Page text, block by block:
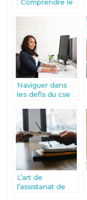
: Comprendre le
d’indemnisation
corporel
Naviguer dans
les defis du cse :
l’assistance
juridique
L’art de
l’assistanat de